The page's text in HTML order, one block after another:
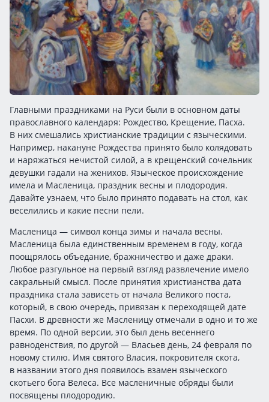
Главными праздниками на Руси были в основном даты
православного календаря: Рождество, Крещение, Пасха.
В них смешались христианские традиции с языческими.
Например, накануне Рождества принято было колядовать
и наряжаться нечистой силой, а в крещенский сочельник
девушки гадали на женихов. Языческое происхождение
имела и Масленица, праздник весны и плодородия.
Давайте узнаем, что было принято подавать на стол, как
веселились и какие песни пели.
Масленица — символ конца зимы и начала весны.
Масленица была единственным временем в году, когда
поощрялось объедание, бражничество и даже драки.
Любое разгульное на первый взгляд развлечение имело
сакральный смысл. После принятия христианства дата
праздника стала зависеть от начала Великого поста,
который, в свою очередь, привязан к переходящей дате
Пасхи. В древности же Масленицу отмечали в одно и то же
время. По одной версии, это был день весеннего
равноденствия, по другой — Власьев день, 24 февраля по
новому стилю. Имя святого Власия, покровителя скота,
в названии этого дня появилось взамен языческого
скотьего бога Велеса. Все масленичные обряды были
посвящены плодородию.